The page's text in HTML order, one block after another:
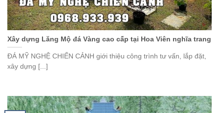
Xây dựng Lăng Mộ đá Vàng cao cấp tại Hoa Viên nghĩa trang
ĐÁ MỸ NGHỆ CHIẾN CẢNH giới thiệu công trình tư vấn, lắp đặt,
xây dựng [...]